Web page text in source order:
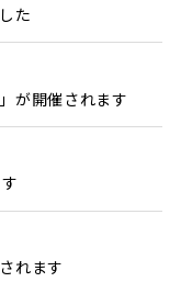
た
が開催されます
れます